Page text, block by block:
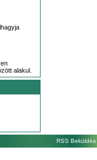
alakul.
RSS Beküldés